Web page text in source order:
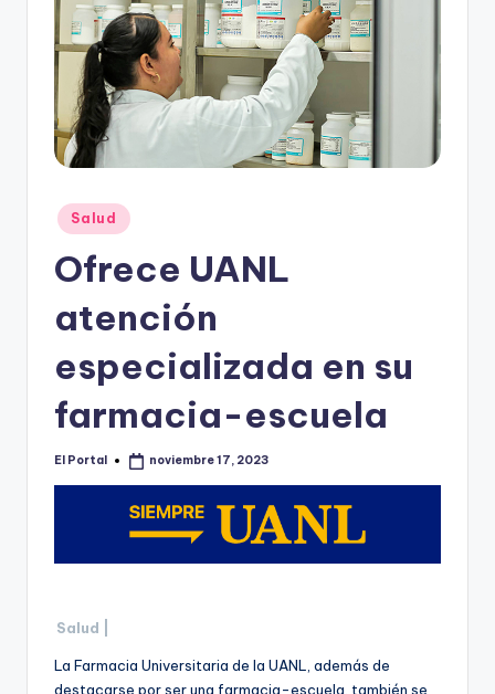
M
o
rr
Publicado
en
Salud
Ofrece UANL
atención
especializada en su
farmacia-escuela
Publicado
El Portal noviembre 17, 2023
Salud |
La Farmacia Universitaria de la UANL, además de
destacarse por ser una farmacia-escuela, también se